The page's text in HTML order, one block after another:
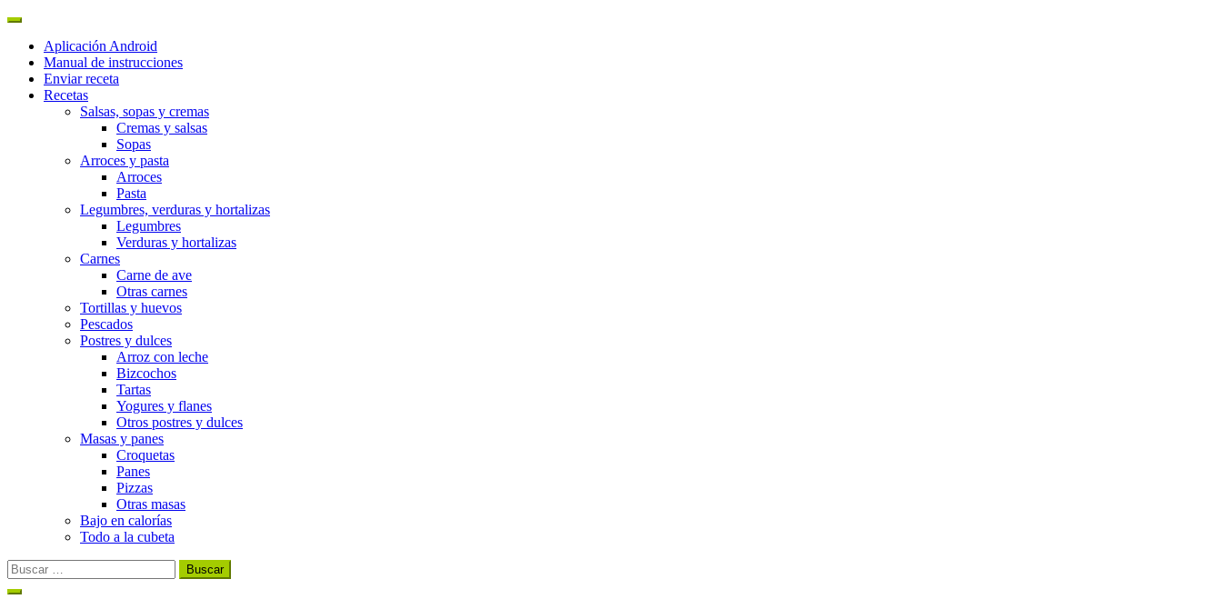
Aplicación Android
Manual de instrucciones
Enviar receta
Recetas
Salsas, sopas y cremas
Cremas y salsas
Sopas
Arroces y pasta
Arroces
Pasta
Legumbres, verduras y hortalizas
Legumbres
Verduras y hortalizas
Carnes
Carne de ave
Otras carnes
Tortillas y huevos
Pescados
Postres y dulces
Arroz con leche
Bizcochos
Tartas
Yogures y flanes
Otros postres y dulces
Masas y panes
Croquetas
Panes
Pizzas
Otras masas
Bajo en calorías
Todo a la cubeta
Buscar:
Ir